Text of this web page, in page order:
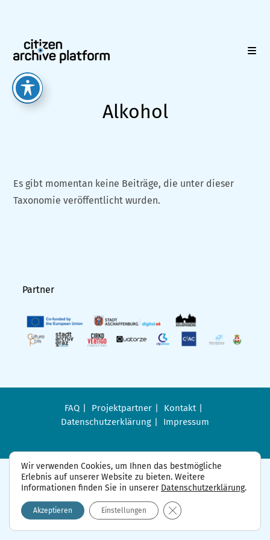
springen
Alkohol
Es gibt momentan keine Beiträge, die unter dieser
Taxonomie veröffentlicht wurden.
Partner
FAQ Projektpartner
Kontakt
Datenschutzerklärung
Impressum
Wir verwenden Cookies, um Ihnen das bestmögliche
Erlebnis auf unserer Website zu bieten. Weitere
Informationen finden Sie in unserer Datenschutzerklärung.
Akzeptieren Einstellungen GDPR Cookie-Banner